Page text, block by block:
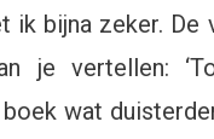
ik bijna zeker.
je vertellen:
wat